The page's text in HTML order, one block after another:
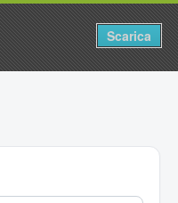
Scarica